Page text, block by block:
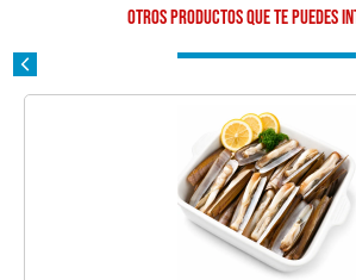
Otros productos que te puedes